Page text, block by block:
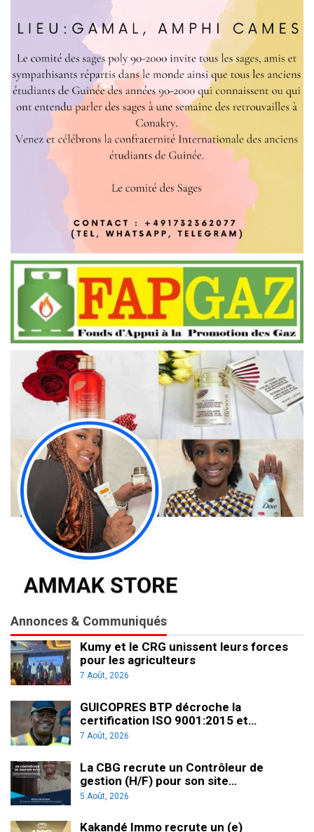
Annonces & Communiqués
Kumy et le CRG unissent leurs forces
pour les agriculteurs
7 Août, 2026
GUICOPRES BTP décroche la
certification ISO 9001:2015 et…
7 Août, 2026
La CBG recrute un Contrôleur de
gestion (H/F) pour son site…
5 Août, 2026
Kakandé Immo recrute un (e)